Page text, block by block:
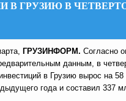
ГРУЗИЮ В
ГРУЗИНФОРМ. Согласно
данным, в
в Грузию вырос на
года и составил 337